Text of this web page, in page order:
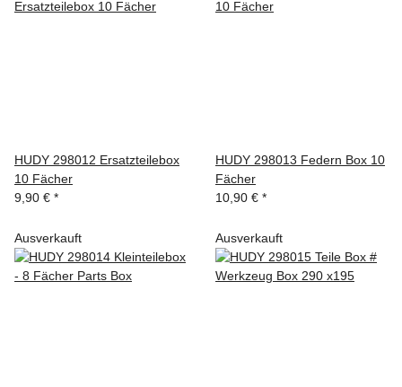
HUDY 298012 Ersatzteilebox
10 Fächer
9,90 € *
HUDY 298013 Federn Box 10
Fächer
10,90 € *
Ausverkauft Ausverkauft